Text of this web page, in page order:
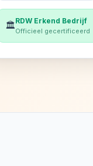
🏛️RDW Erkend Bedrijf
Officieel gecertificeerd